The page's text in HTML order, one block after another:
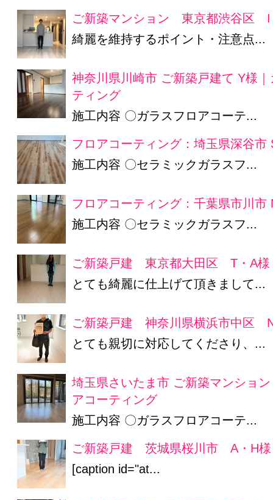
ご新築マンション 東京都渋谷区 I
綺麗を維持するポイント・注意点...
神奈川県川崎市 ご新築戸建て Y様
ティング
施工内容 〇ガラスフロアコーテ...
フロアコーティング：埼玉県深谷市
施工内容 〇セラミックガラスフ...
フロアコーティング：千葉県市川市
施工内容 〇セラミックガラスフ...
ご新築戸建 東京都大田区 T・A様
とても綺麗に仕上げて頂きまして...
ご新築戸建 神奈川県横浜市中区
とても親切に対応してくださり、...
埼玉県さいたま市 ご新築マンショ
アコーティング
施工内容 〇ガラスフロアコーテ...
ご新築戸建 茨城県桜川市 A・H様
[caption id="at...